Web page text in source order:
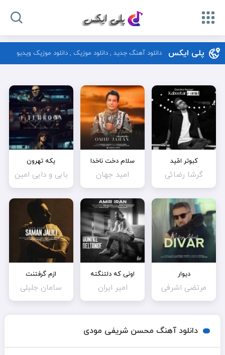
پلی ایکس دانلود آهنگ جدید , دانلود موزیک , دانلود موزیک ویدیو
کبوتر امّید
گرشا رضائی
سلام دخت ناخدا
امید جهان
یکه تهرون
بابی و دایی امین
دیوار
مرتضی اشرفی
اونی که دلتنگته
امیر ایران
ازم گرفتنت
سامان جلیلی
دانلود آهنگ محسن شریفی مودی